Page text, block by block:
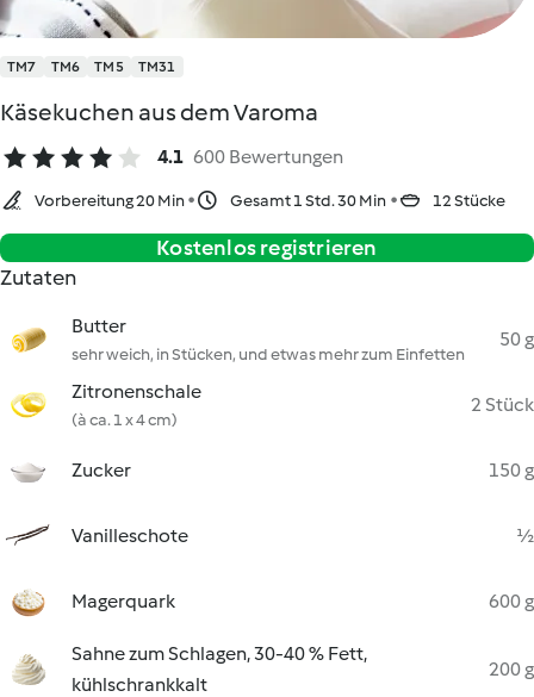
TM7 TM6 TM5 TM31
Käsekuchen aus dem Varoma
4.1 600 Bewertungen
Vorbereitung 20 Min Gesamt 1 Std. 30 Min 12 Stücke
Kostenlos registrieren
Zutaten
Butter
sehr weich, in Stücken, und etwas mehr zum Einfetten
50 g
Zitronenschale
(à ca. 1 x 4 cm)
2 Stück
Zucker 150 g
Vanilleschote ½
Magerquark 600 g
Sahne zum Schlagen, 30-40 % Fett,
kühlschrankkalt
200 g